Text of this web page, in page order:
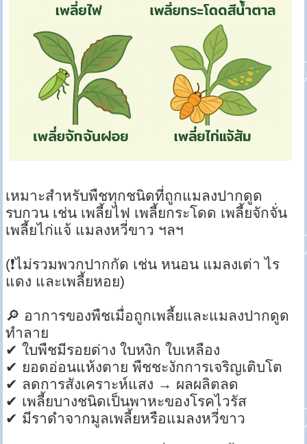
เหมาะสำหรับพืชทุกชนิดที่ถูกแมลงปากดูด
รบกวน เช่น เพลี้ยไฟ เพลี้ยกระโดด เพลี้ยจักจั่น
เพลี้ยไก่แจ้ แมลงหวี่ขาว ฯลฯ
(❗ไม่รวมพวกปากกัด เช่น หนอน แมลงเต่า ไร
แดง และเพลี้ยหอย)
🔎 อาการของพืชเมื่อถูกเพลี้ยและแมลงปากดูด
ทำลาย
✔ ใบพืชมีรอยด่าง ใบหงิก ใบเหลือง
✔ ยอดอ่อนแห้งตาย พืชชะงักการเจริญเติบโต
✔ ลดการสังเคราะห์แสง → ผลผลิตลด
✔ เพลี้ยบางชนิดเป็นพาหะของโรคไวรัส
✔ มีราดำจากมูลเพลี้ยหรือแมลงหวี่ขาว